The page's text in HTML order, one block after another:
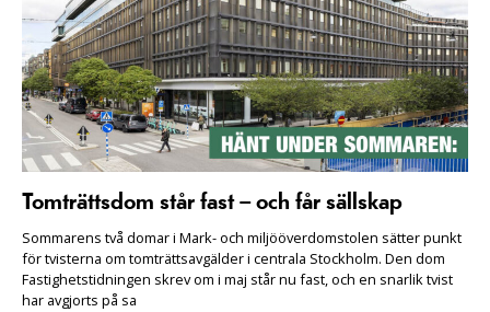
Tomträttsdom står fast – och får sällskap
Sommarens två domar i Mark- och miljööverdomstolen sätter punkt
för tvisterna om tomträttsavgälder i centrala Stockholm. Den dom
Fastighetstidningen skrev om i maj står nu fast, och en snarlik tvist
har avgjorts på sa